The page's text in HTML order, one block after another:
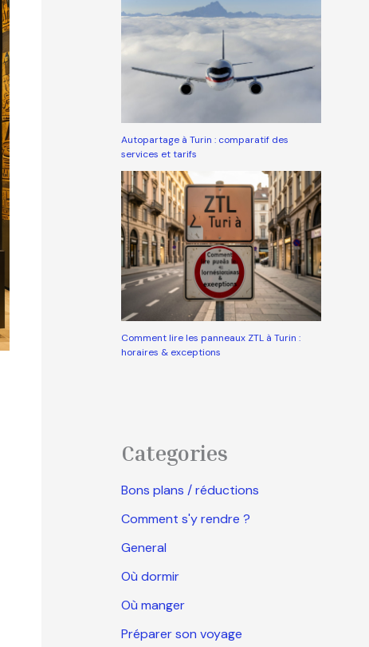
Autopartage à Turin : comparatif des
services et tarifs
Comment lire les panneaux ZTL à Turin :
horaires & exceptions
Categories
Bons plans / réductions
Comment s'y rendre ?
General
Où dormir
Où manger
Préparer son voyage